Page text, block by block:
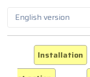
English version
Installation